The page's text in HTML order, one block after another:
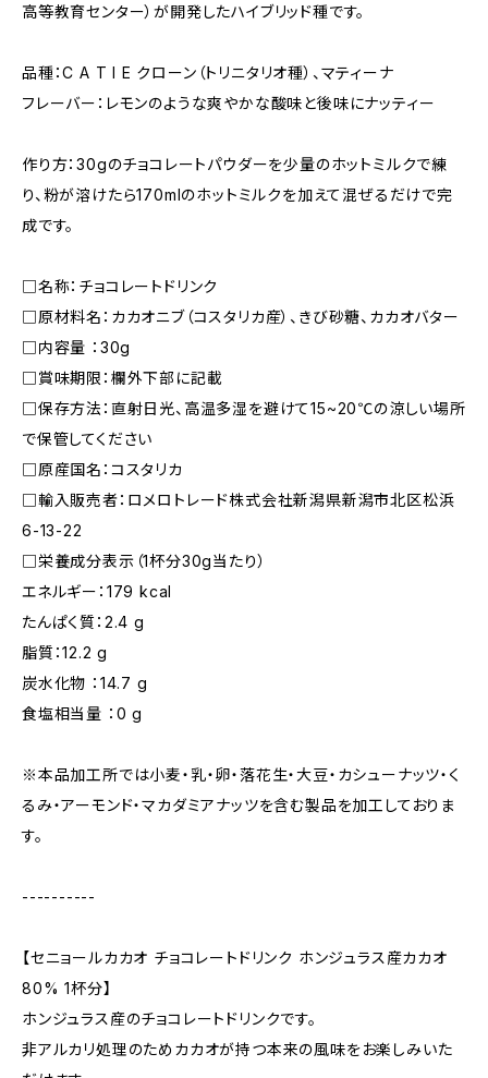
高等教育センター）が開発したハイブリッド種です。
品種：C A T I E クローン（トリニタリオ種）、マティーナ
フレーバー：レモンのような爽やかな酸味と後味にナッティー
作り方：30gのチョコレートパウダーを少量のホットミルクで練
り、粉が溶けたら170mlのホットミルクを加えて混ぜるだけで完
成です。
□名称：チョコレートドリンク
□原材料名：カカオニブ（コスタリカ産）、きび砂糖、カカオバター
□内容量 ：30g
□賞味期限：欄外下部に記載
□保存⽅法：直射日光、高温多湿を避けて15~20℃の涼しい場所
で保管してください
□原産国名：コスタリカ
□輸⼊販売者：ロメロトレード株式会社新潟県新潟市北区松浜
6-13-22
□栄養成分表示（1杯分30g当たり）
エネルギー：179 kcal
たんぱく質：2.4 g
脂質：12.2 g
炭水化物 ：14.7 g
食塩相当量 ：0 g
※本品加⼯所では⼩⻨・乳・卵・落花⽣・大豆・カシューナッツ・く
るみ・アーモンド・マカダミアナッツを含む製品を加⼯しておりま
す。
----------
【セニョールカカオ チョコレートドリンク ホンジュラス産カカオ
80% 1杯分】
ホンジュラス産のチョコレートドリンクです。
非アルカリ処理のためカカオが持つ本来の風味をお楽しみいた